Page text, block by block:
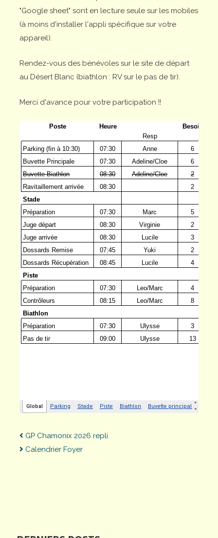
"Google sheet" sont en lecture seule sur les mobiles
(à moins d'installer l'appli spécifique sur votre
appareil).
Rendez-vous des bénévoles sur le site de départ
au Désert Blanc (biathlon : RV sur le pas de tir).
Merci d'avance pour votre participation !!
GP Chamonix 2026 repli
Calendrier Foyer